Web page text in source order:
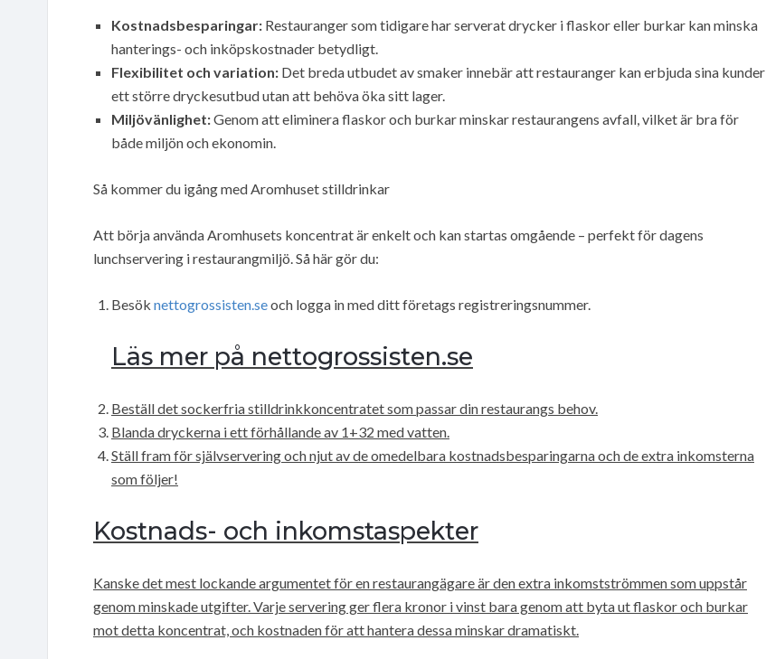
Kostnadsbesparingar: Restauranger som tidigare har serverat drycker i flaskor eller burkar kan minska
hanterings- och inköpskostnader betydligt.
Flexibilitet och variation: Det breda utbudet av smaker innebär att restauranger kan erbjuda sina kunder
ett större dryckesutbud utan att behöva öka sitt lager.
Miljövänlighet:Genom att eliminera flaskor och burkar minskar restaurangens avfall, vilket är bra för
både miljön och ekonomin.
Så kommer du igång med Aromhuset stilldrinkar
Att börja använda Aromhusets koncentrat är enkelt och kan startas omgående – perfekt för dagens
lunchservering i restaurangmiljö. Så här gör du:
Besök nettogrossisten.seoch logga in med ditt företags registreringsnummer.
Läs mer på nettogrossisten.se
Beställ det sockerfria stilldrinkkoncentratet som passar din restaurangs behov.
Blanda dryckerna i ett förhållande av 1+32 med vatten.
Ställ fram för självservering och njut av de omedelbara kostnadsbesparingarna och de extra inkomsterna
som följer!
Kostnads- och inkomstaspekter
Kanske det mest lockande argumentet för en restaurangägare är den extra inkomstströmmen som uppstår
genom minskade utgifter. Varje servering ger flera kronor i vinst bara genom att byta ut flaskor och burkar
mot detta koncentrat, och kostnaden för att hantera dessa minskar dramatiskt.